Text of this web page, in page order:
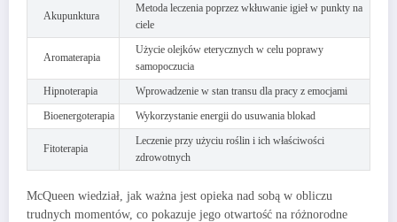
Akupunktura
Metoda leczenia poprzez wkłuwanie igieł w punkty na
ciele
Aromaterapia
Użycie olejków eterycznych w celu poprawy
samopoczucia
Hipnoterapia
Wprowadzenie w stan transu dla pracy z emocjami
Bioenergoterapia
Wykorzystanie energii do usuwania blokad
Fitoterapia
Leczenie przy użyciu roślin i ich właściwości
zdrowotnych
McQueen wiedział, jak ważna jest opieka nad sobą w obliczu
trudnych momentów, co pokazuje jego otwartość na różnorodne